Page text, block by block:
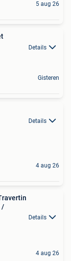
5 aug 26
Details
Gisteren
Details
4 aug 26
/
Details
4 aug 26